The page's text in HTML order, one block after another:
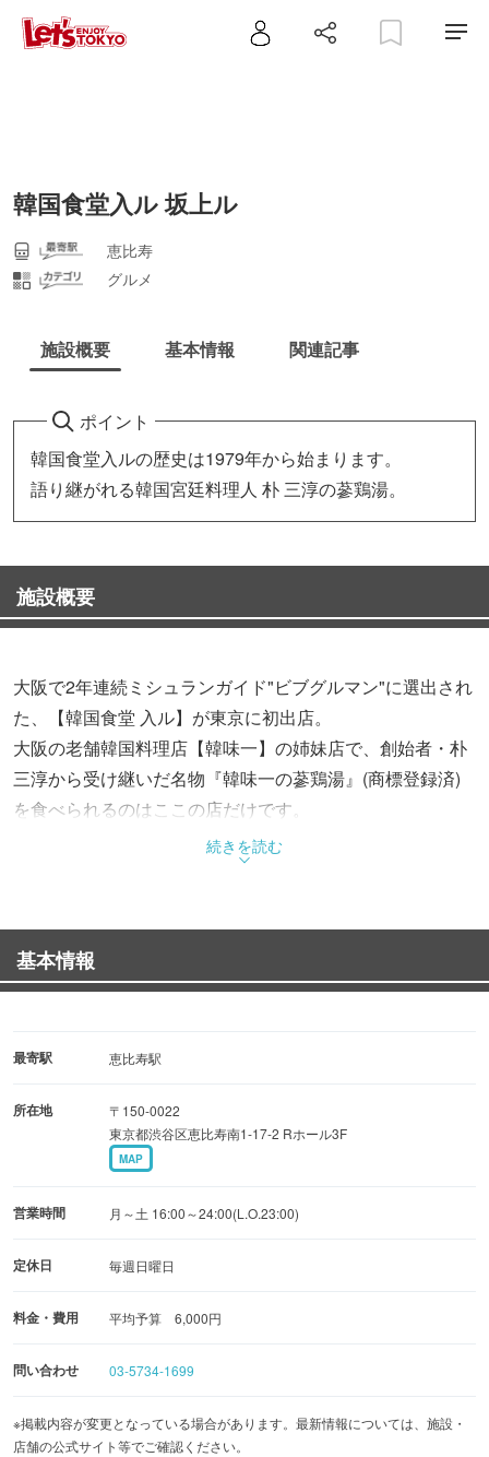
韓国食堂入ル 坂上ル
恵比寿
グルメ
施設概要 基本情報 関連記事
ポイント
韓国食堂入ルの歴史は1979年から始まります。
語り継がれる韓国宮廷料理人 朴 三淳の蔘鶏湯。
施設概要
大阪で2年連続ミシュランガイド"ビブグルマン"に選出され
た、【韓国食堂 入ル】が東京に初出店。
大阪の老舗韓国料理店【韓味一】の姉妹店で、創始者・朴
三淳から受け継いだ名物『韓味一の蔘鶏湯』(商標登録済)
を食べられるのはここの店だけです。
アラカルトからコースまで徹底的にこだわった食材の仕入
あなたの知らない韓国料理がここにはあるはずです。
続きを読む
基本情報
最寄駅 恵比寿駅
所在地
〒150-0022
東京都渋谷区恵比寿南1-17-2 Rホール3F
MAP
営業時間 月～土 16:00～24:00(L.O.23:00)
定休日 毎週日曜日
料金・費用 平均予算 6,000円
問い合わせ 03-5734-1699
※掲載内容が変更となっている場合があります。最新情報については、施設・
店舗の公式サイト等でご確認ください。